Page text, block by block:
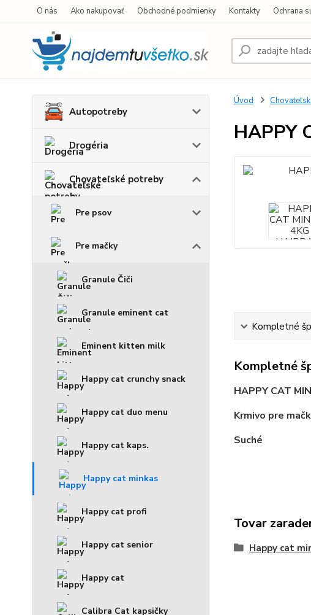
O nás Ako nakupovať Obchodné podmienky Kontakty Ochrana
Autopotreby
Drogéria
Chovateľské potreby
Pre psov
Pre mačky
Granule Čiči
Granule eminent cat
Eminent kitten milk
Happy cat crunchy snack
Happy cat duo menu
Happy cat kaps.
Happy cat minkas
Happy cat profi
Happy cat senior
Happy cat
Calibra Cat kapsičky
Úvod
HAPPY
Kompletné
Kompletné
HAPPY CAT
Krmivo pre
Suché
Tovar
Happy cat